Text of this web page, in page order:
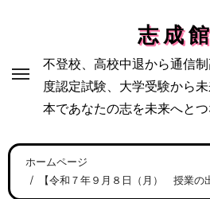
プ
志 成 館
不登校、高校中退から通信
度認定試験、大学受験から
本であなたの志を未来へとつ
ホームページ
【令和７年９月８日（月） 授業の